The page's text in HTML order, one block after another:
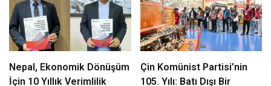
Nepal, Ekonomik Dönüşüm
İçin 10 Yıllık Verimlilik
Çin Komünist Partisi’nin
105. Yılı: Batı Dışı Bir